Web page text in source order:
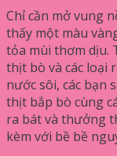
Chỉ cần mở vung
thấy một màu
tỏa mùi thơm dịu.
thịt bò và các loại
nước sôi, các bạn
thịt bắp bò cùng
ra bát và thưởng
kèm với bề bề